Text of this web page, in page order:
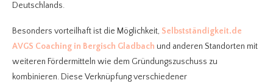
Deutschlands.
Besonders vorteilhaft ist die Möglichkeit, Selbstständigkeit.de
AVGS Coaching in Bergisch Gladbach und anderen Standorten mit
weiteren Fördermitteln wie dem Gründungszuschuss zu
kombinieren. Diese Verknüpfung verschiedener